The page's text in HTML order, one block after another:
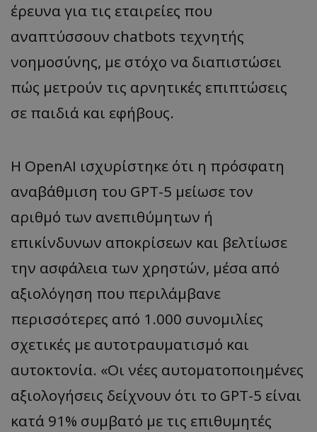
έρευνα για τις εταιρείες που
αναπτύσσουν chatbots τεχνητής
νοημοσύνης, με στόχο να διαπιστώσει
πώς μετρούν τις αρνητικές επιπτώσεις
σε παιδιά και εφήβους.
Η OpenAI ισχυρίστηκε ότι η πρόσφατη
αναβάθμιση του GPT-5 μείωσε τον
αριθμό των ανεπιθύμητων ή
επικίνδυνων αποκρίσεων και βελτίωσε
την ασφάλεια των χρηστών, μέσα από
αξιολόγηση που περιλάμβανε
περισσότερες από 1.000 συνομιλίες
σχετικές με αυτοτραυματισμό και
αυτοκτονία. «Οι νέες αυτοματοποιημένες
αξιολογήσεις δείχνουν ότι το GPT-5 είναι
κατά 91% συμβατό με τις επιθυμητές